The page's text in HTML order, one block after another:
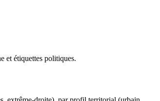
et étiquettes politiques.